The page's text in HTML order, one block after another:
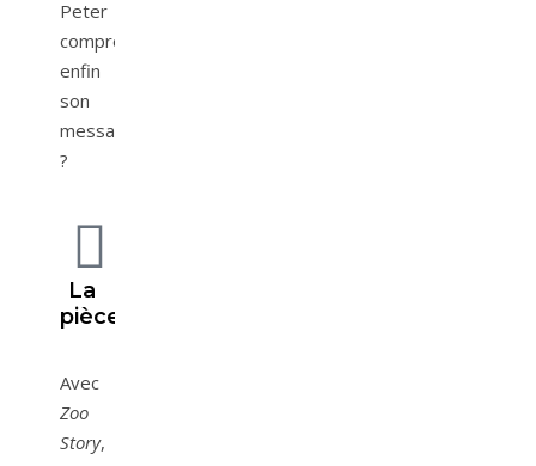
Peter
comprenne
enfin
son
message
?
La
pièce
Avec
Zoo
Story,